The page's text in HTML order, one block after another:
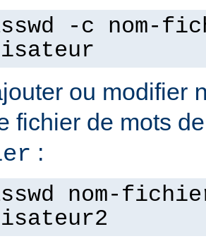
-c nom-
ou modifier
fichier de mots
:
nom-